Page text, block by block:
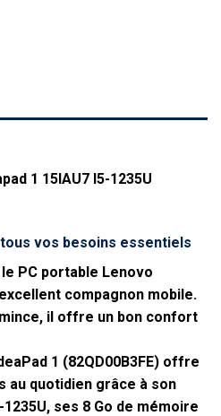
1 15IAU7 I5-1235U
vos besoins essentiels
PC portable Lenovo
compagnon mobile.
il offre un bon confort
1 (82QD00B3FE) offre
au quotidien grâce à son
ses 8 Go de mémoire